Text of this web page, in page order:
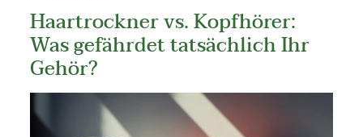
Haartrockner vs. Kopfhörer:
Was gefährdet tatsächlich Ihr
Gehör?